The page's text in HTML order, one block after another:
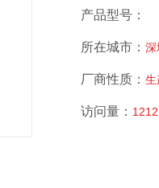
产品型号：
所在城市： 深
厂商性质： 生
访问量： 1212